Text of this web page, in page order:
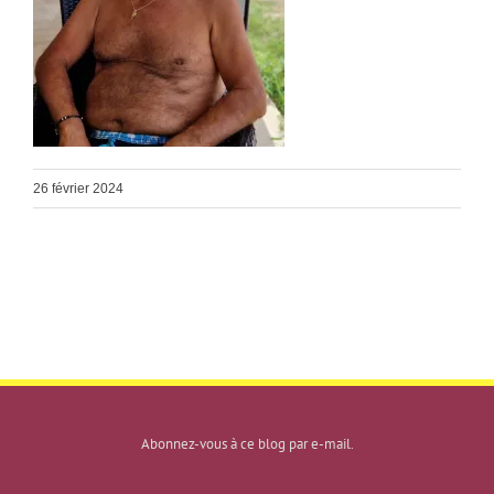
26 février 2024
Abonnez-vous à ce blog par e-mail.